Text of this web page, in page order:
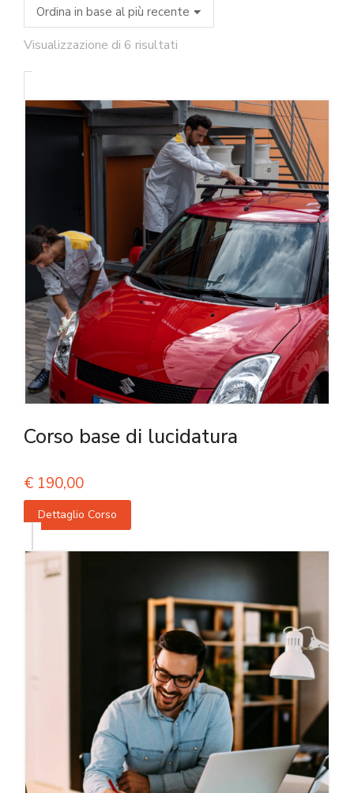
Visualizzazione di 6 risultati
Corso base di lucidatura
€ 190,00
Dettaglio Corso